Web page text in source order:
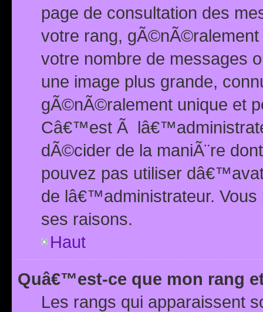
page de consultation des
votre rang,
votre nombre de messages
une image plus grande,
gÃ©nÃ©ralement unique et
Câ€™est Ã
dÃ©cider de la maniÃ¨re
pouvez pas utiliser
de lâ€™administrateur.
ses raisons.
Haut
Quâ€™est-ce que mon rang
Les rangs qui apparaissent